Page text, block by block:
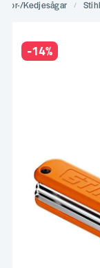
Kedjesågar
-14%